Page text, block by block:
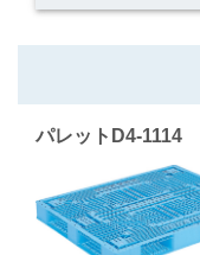
パレットD4-1114